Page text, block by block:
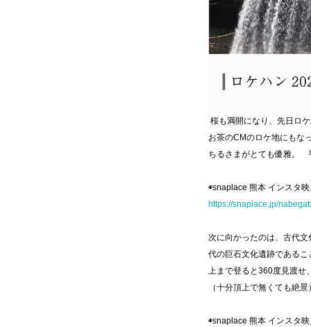
桜も満開になり、先日ロ
お茶のCMのロケ地にもな
ちるさまがとても優雅。
◉snaplace 熊本 インスタ映
https://snaplace.jp/
次に向かったのは、古代
代の巨石文化遺跡である
上まで登ると360度見渡せ
（十分頂上で無くても絶景
◉snaplace 熊本 インスタ